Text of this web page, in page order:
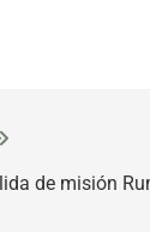
de misión